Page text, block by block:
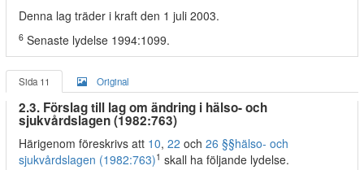
Denna lag träder i kraft den 1 juli 2003.
6 Senaste lydelse 1994:1099.
Sida 11 Original
2.3. Förslag till lag om ändring i hälso- och
sjukvårdslagen (1982:763)
Härigenom föreskrivs att 10, 22 och 26 §§hälso- och
sjukvårdslagen (1982:763)1 skall ha följande lydelse.